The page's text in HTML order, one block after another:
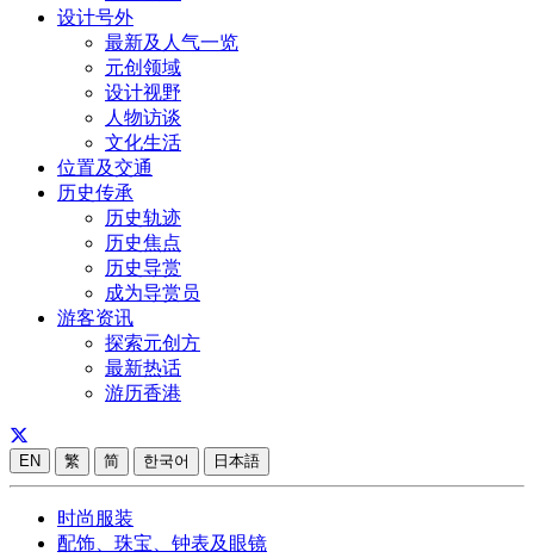
设计号外
最新及人气一览
元创领域
设计视野
人物访谈
文化生活
位置及交通
历史传承
历史轨迹
历史焦点
历史导赏
成为导赏员
游客资讯
探索元创方
最新热话
游历香港
EN 繁 简 한국어 日本語
时尚服装
配饰、珠宝、钟表及眼镜